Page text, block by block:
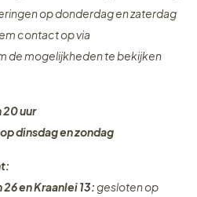
op donderdag en zaterdag
contact op via
de mogelijkheden te bekijken
20 uur
op dinsdag en zondag
en Kraanlei 13:gesloten op